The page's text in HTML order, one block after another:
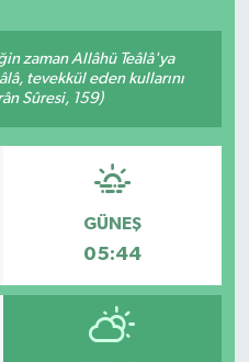
zaman Allâhü Teâlâ'ya
tevekkül eden kullarını
Sûresi, 159)
GÜNEŞ
05:44
Policy